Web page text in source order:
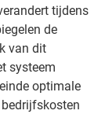
tijdens
de
van dit
systeem
optimale